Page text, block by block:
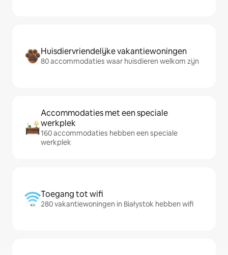
Huisdiervriendelijke vakantiewoningen
80 accommodaties waar huisdieren welkom zijn
Accommodaties met een speciale
werkplek
160 accommodaties hebben een speciale
werkplek
Toegang tot wifi
280 vakantiewoningen in Białystok hebben wifi